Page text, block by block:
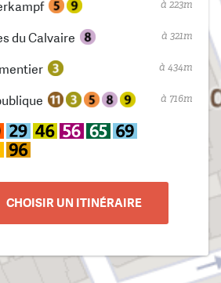
à 223m
du Calvaire à 321m
à 434m
à 716m
CHOISIR UN ITINÉRAIRE